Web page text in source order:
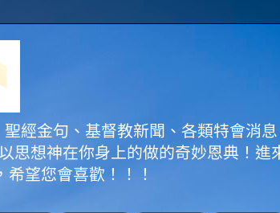
經金句、基督教新聞、各類特會消
思想神在你身上的做的奇妙恩典！進
望您會喜歡！！！